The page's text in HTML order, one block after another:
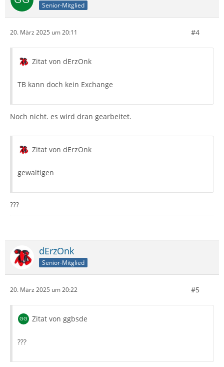
Senior-Mitglied
20. März 2025 um 20:11 #4
Zitat von dErzOnk
TB kann doch kein Exchange
Noch nicht. es wird dran gearbeitet.
Zitat von dErzOnk
gewaltigen
???
dErzOnk
Senior-Mitglied
20. März 2025 um 20:22 #5
Zitat von ggbsde
???